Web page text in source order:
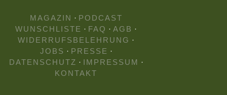
MAGAZIN · PODCAST
WUNSCHLISTE · FAQ · AGB ·
WIDERRUFSBELEHRUNG ·
JOBS · PRESSE ·
DATENSCHUTZ · IMPRESSUM ·
KONTAKT